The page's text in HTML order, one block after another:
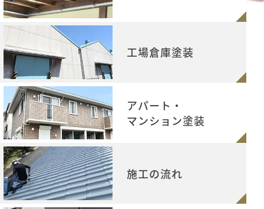
工場倉庫塗装
アパート・
マンション塗装
施工の流れ